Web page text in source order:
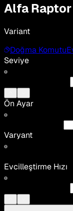
Alfa Raptor
Variant
Doğma Komutu
Seviye
Ön Ayar
Varyant
Evcilleştirme Hızı